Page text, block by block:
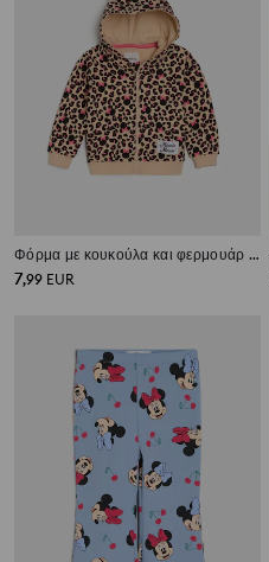
Φόρμα με κουκούλα και φερμουάρ Minnie Mouse
7,99 EUR